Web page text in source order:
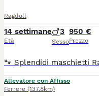
Ragdoll
14 settimane
Età
3
Sesso
950 €
Prezzo
Allevatore con Affisso
Ferrere (137.8km)